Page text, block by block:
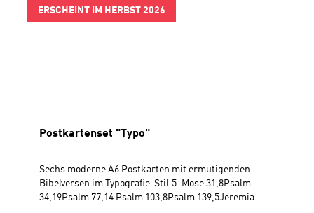
ERSCHEINT IM HERBST 2026
Postkartenset "Typo"
Sechs moderne A6 Postkarten mit ermutigenden
Bibelversen im Typografie-Stil.5. Mose 31,8Psalm
34,19Psalm 77,14 Psalm 103,8Psalm 139,5Jeremia